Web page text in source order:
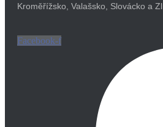
Kroměřížsko, Valašsko, Slovácko a
Facebook-f